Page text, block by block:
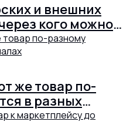
и внешних
кого можно
под своим
работает
же товар по-
в разных